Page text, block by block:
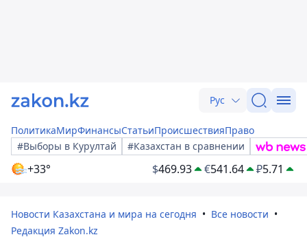
Рус
ПолитикаМирФинансыСтатьиПроисшествияПраво
#Выборы в Курултай
#Казахстан в сравнении
+33° $469.93 €541.64 ₽5.71
Новости Казахстана и мира на сегодня
Все новости
Редакция Zakon.kz